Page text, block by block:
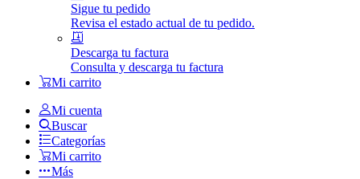
Sigue tu pedido
Revisa el estado actual de tu pedido.
Descarga tu factura
Consulta y descarga tu factura
Mi carrito
Mi cuenta
Buscar
Categorías
Mi carrito
Más